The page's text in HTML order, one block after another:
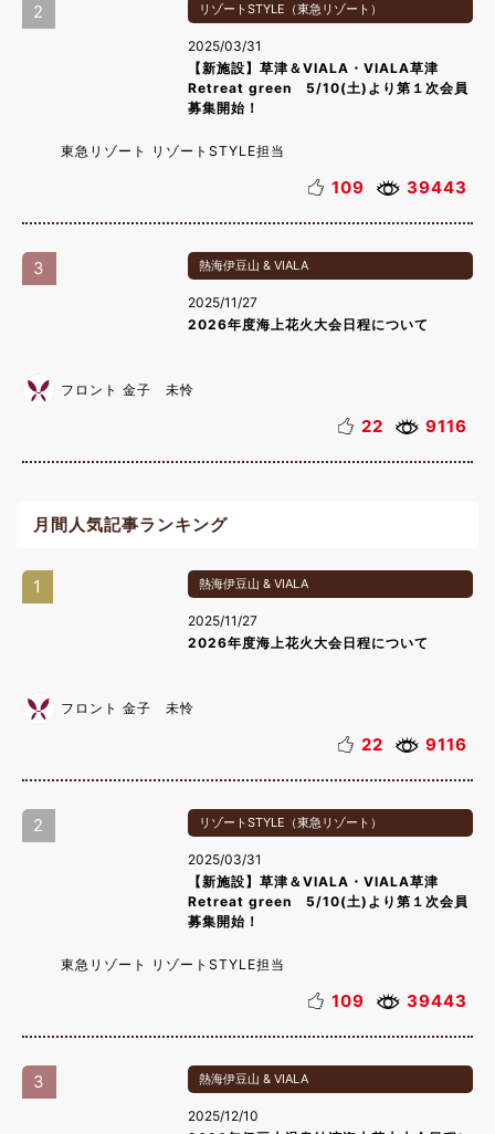
2 リゾートSTYLE（東急リゾート）
2025/03/31
【新施設】草津＆VIALA・VIALA草津
Retreat green 5/10(土)より第１次会員
募集開始！
東急リゾート リゾートSTYLE担当
109 39443
3 熱海伊豆山 & VIALA
2025/11/27
2026年度海上花火大会日程について
フロント 金子 未怜
22 9116
月間人気記事ランキング
1 熱海伊豆山 & VIALA
2025/11/27
2026年度海上花火大会日程について
フロント 金子 未怜
22 9116
2 リゾートSTYLE（東急リゾート）
2025/03/31
【新施設】草津＆VIALA・VIALA草津
Retreat green 5/10(土)より第１次会員
募集開始！
東急リゾート リゾートSTYLE担当
109 39443
3 熱海伊豆山 & VIALA
2025/12/10